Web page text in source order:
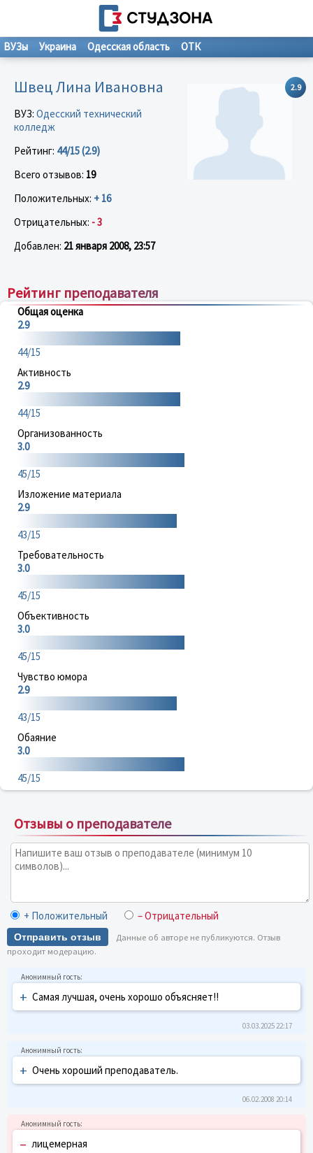
ВУЗы Украина Одесская область ОТК
2.9
Швец Лина Ивановна
ВУЗ: Одесский технический
колледж
Рейтинг: 44/15 (2.9)
Всего отзывов: 19
Положительных: + 16
Отрицательных: - 3
Добавлен: 21 января 2008, 23:57
Рейтинг преподавателя
Общая оценка
2.9
44/15
Активность
2.9
44/15
Организованность
3.0
45/15
Изложение материала
2.9
43/15
Требовательность
3.0
45/15
Объективность
3.0
45/15
Чувство юмора
2.9
43/15
Обаяние
3.0
45/15
Отзывы о преподавателе
+ Положительный – Отрицательный
Отправить отзыв
Данные об авторе не публикуются. Отзыв
проходит модерацию.
+ Самая лучшая, очень хорошо объясняет!!
03.03.2025 22:17
+ Очень хороший преподаватель.
06.02.2008 20:14
– лицемерная